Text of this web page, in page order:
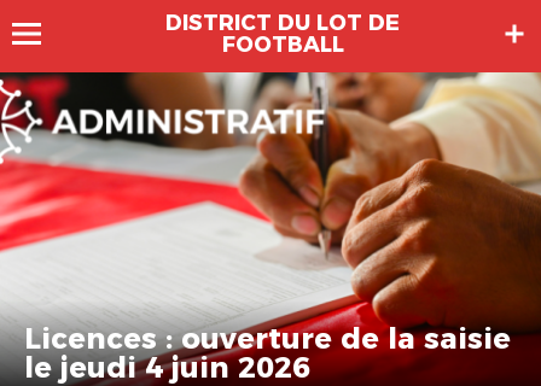
DISTRICT DU LOT DE
FOOTBALL
Licences : ouverture de la saisie
le jeudi 4 juin 2026